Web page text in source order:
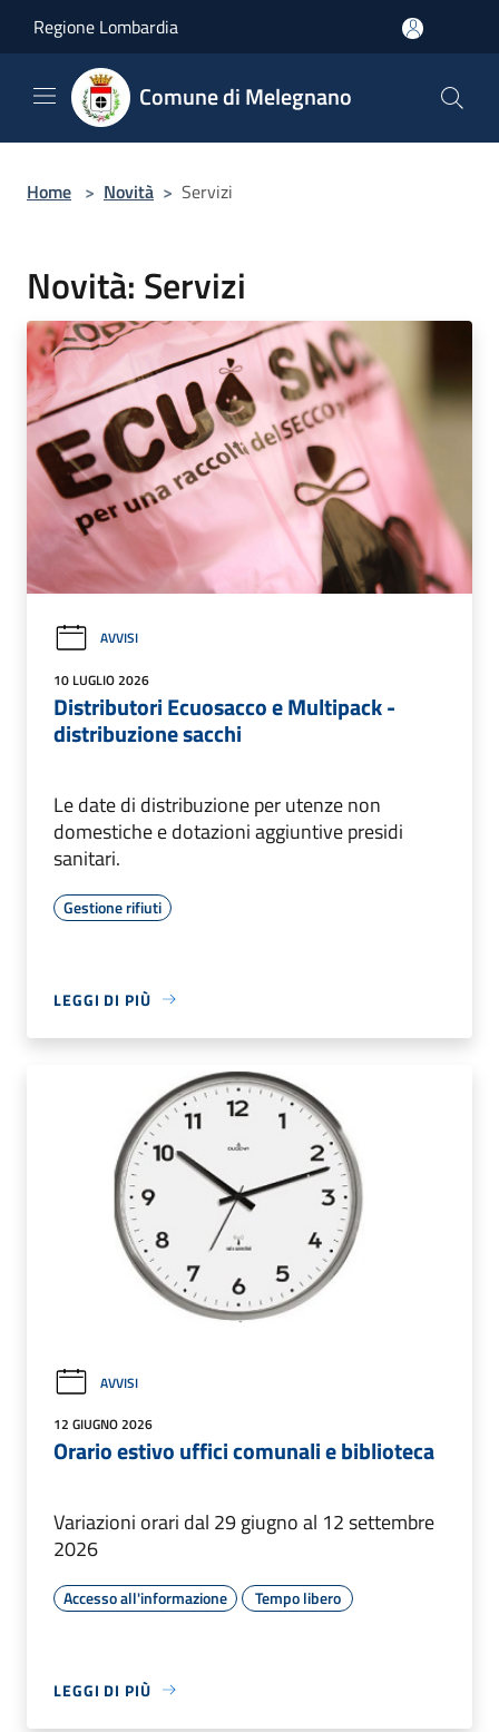
Regione Lombardia
Comune di Melegnano
Home > Novità > Servizi
Novità: Servizi
AVVISI
10 LUGLIO 2026
Distributori Ecuosacco e Multipack -
distribuzione sacchi
Le date di distribuzione per utenze non
domestiche e dotazioni aggiuntive presidi
sanitari.
Gestione rifiuti
LEGGI DI PIÙ
AVVISI
12 GIUGNO 2026
Orario estivo uffici comunali e biblioteca
Variazioni orari dal 29 giugno al 12 settembre
2026
Accesso all'informazione Tempo libero
LEGGI DI PIÙ